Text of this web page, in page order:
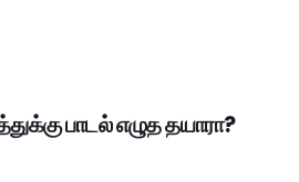
பாடல் எழுத தயாரா?